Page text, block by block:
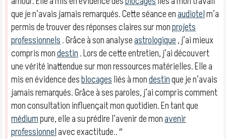
que je n’avais jamais remarqués. Cette séance enaudiotelm’a
permis de trouver des réponses claires sur monprojets
professionnels. Grâce à son analyseastrologique, j’ai mieux
compris mondestin. Lors de cette entretien, j’ai découvert
une vérité inattendue sur mon ressources matérielles. Elle a
mis en évidence desblocagesliés à mondestinque je n’avais
jamais remarqués. Grâce à ses paroles, j’ai compris comment
mon consultation influençait mon quotidien. En tant que
médiumpure, elle a su prédire l’avenir de monavenir
professionnelavec exactitude.. ″